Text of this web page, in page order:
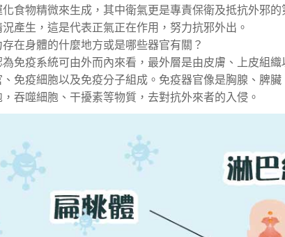
化食物精微來生成，其中衛氣更是專責保衛及抵抗外邪
產生，這是代表正氣正在作用，努力抗邪外出。
在身體的什麼地方或是哪些器官有關？
為免疫系統可由外而內來看，最外層是由皮膚、上皮組
、免疫細胞以及免疫分子組成。免疫器官像是胸腺、脾
吞噬細胞、干擾素等物質，去對抗外來者的入侵。